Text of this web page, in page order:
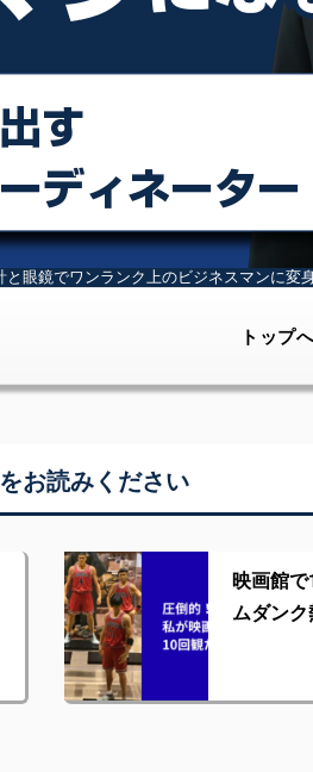
と眼鏡でワンランク上のビジネスマンに変
トップ
お読みください
映画館
ムダン